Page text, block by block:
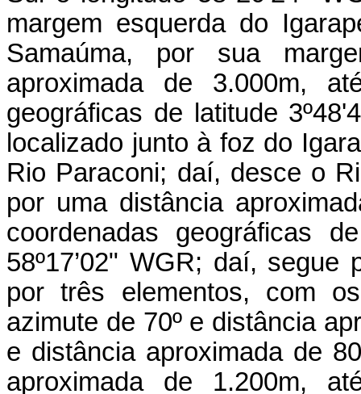
margem esquerda do
Samaúma, por sua
aproximada de 3.000m,
geográficas de latitude
localizado junto à foz do
Rio Paraconi; daí, desce o
por uma distância
coordenadas geográficas
58º17’02" WGR; daí,
por três elementos, com
azimute de 70º e distância
e distância aproximada de
aproximada de 1.200m,